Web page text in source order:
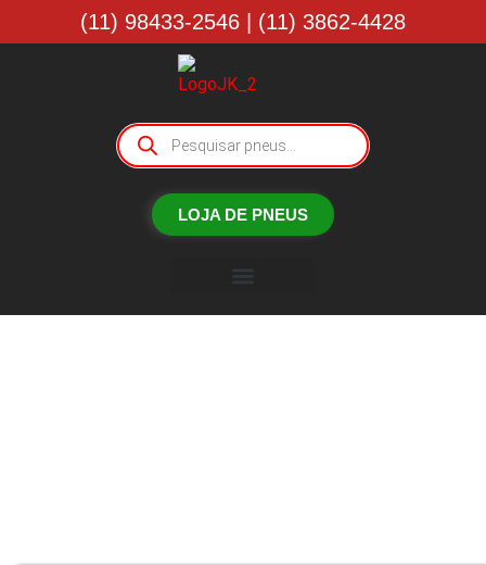
(11) 98433-2546 | (11) 3862-4428
LOJA DE PNEUS